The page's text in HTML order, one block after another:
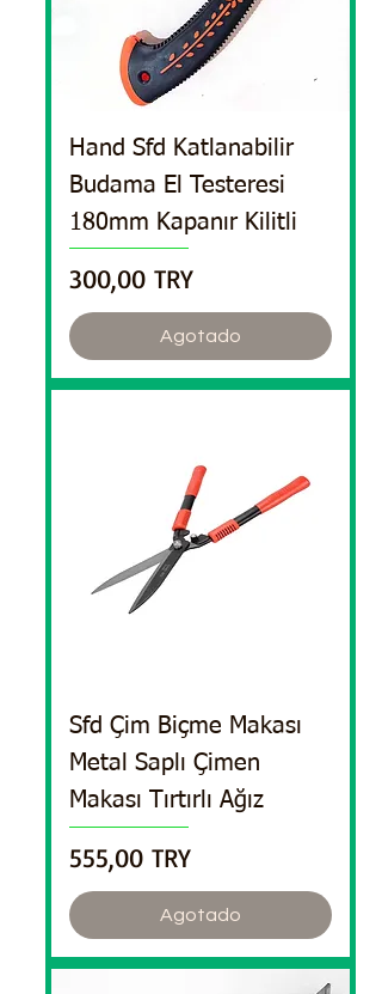
Hand Sfd Katlanabilir
Budama El Testeresi
180mm Kapanır Kilitli
Precio
300,00 TRY
Agotado
Sfd Çim Biçme Makası
Metal Saplı Çimen
Makası Tırtırlı Ağız
Precio
555,00 TRY
Agotado